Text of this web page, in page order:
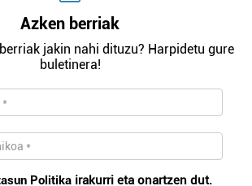
Azken berriak
jakin nahi dituzu? Harpidetu gure
buletinera!
Politika irakurri eta onartzen dut.